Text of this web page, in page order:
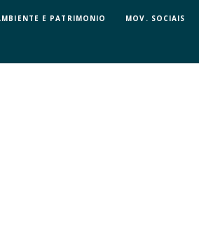
E PATRIMONIO MOV. SOCIAIS